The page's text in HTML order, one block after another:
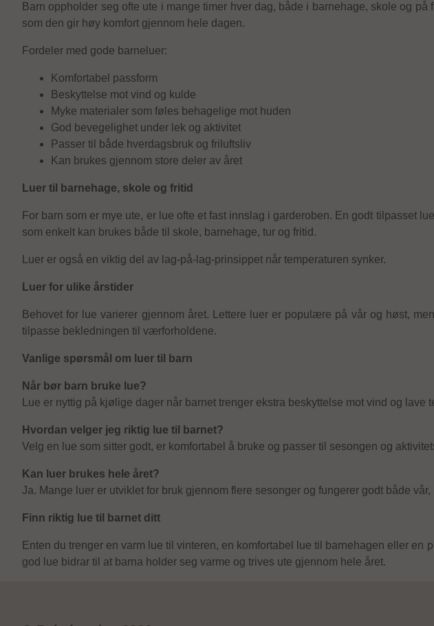
Barn oppholder seg ofte ute i mange timer hver dag, både i barnehage, skole og
som den gir høy komfort gjennom hele dagen.
Fordeler med gode barneluer:
Komfortabel passform
Beskyttelse mot vind og kulde
Myke materialer som føles behagelige mot huden
God bevegelighet under lek og aktivitet
Passer til både hverdagsbruk og friluftsliv
Kan brukes gjennom store deler av året
Luer til barnehage, skole og fritid
For barn som er mye ute, er lue ofte et fast innslag i garderoben. En godt tilpasset
som enkelt kan brukes både til skole, barnehage, tur og fritid.
Luer er også en viktig del av lag-på-lag-prinsippet når temperaturen synker.
Luer for ulike årstider
Behovet for lue varierer gjennom året. Lettere luer er populære på vår og høst,
tilpasse bekledningen til værforholdene.
Vanlige spørsmål om luer til barn
Når bør barn bruke lue?
Lue er nyttig på kjølige dager når barnet trenger ekstra beskyttelse mot vind og lave
Hvordan velger jeg riktig lue til barnet?
Velg en lue som sitter godt, er komfortabel å bruke og passer til sesongen og
Kan luer brukes hele året?
Ja. Mange luer er utviklet for bruk gjennom flere sesonger og fungerer godt både vår,
Finn riktig lue til barnet ditt
Enten du trenger en varm lue til vinteren, en komfortabel lue til barnehagen eller
god lue bidrar til at barna holder seg varme og trives ute gjennom hele året.